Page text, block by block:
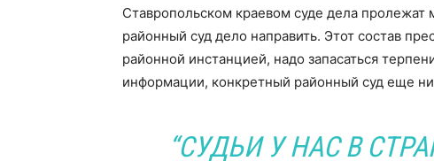
Ставропольском краевом суде дела пролежат
районный суд дело направить. Этот состав
районной инстанцией, надо запасаться
информации, конкретный районный суд еще
“СУДЬИ У НАС В